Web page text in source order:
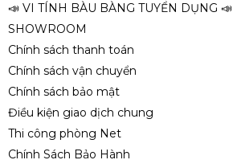
📣 VI TÍNH BÀU BÀNG TUYỂN DỤNG 📣
SHOWROOM
Chính sách thanh toán
Chính sách vận chuyển
Chính sách bảo mật
Điều kiện giao dịch chung
Thi công phòng Net
Chính Sách Bảo Hành